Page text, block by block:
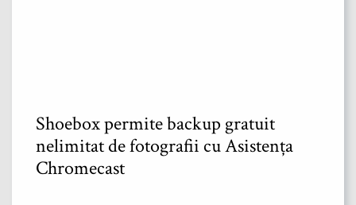
Shoebox permite backup gratuit
nelimitat de fotografii cu Asistența
Chromecast